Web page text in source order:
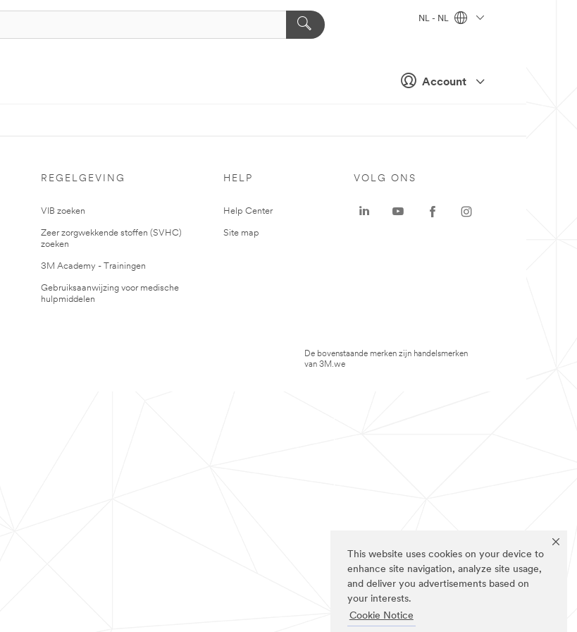
This website uses cookies on your device to
enhance site navigation, analyze site usage,
and deliver you advertisements based on
your interests.
Cookie Notice
Account
NL - NL
REGELGEVING
VIB zoeken
Zeer zorgwekkende stoffen (SVHC)
zoeken
3M Academy - Trainingen
Gebruiksaanwijzing voor medische
hulpmiddelen
HELP
Help Center
Site map
VOLG ONS
De bovenstaande merken zijn handelsmerken
van 3M.we